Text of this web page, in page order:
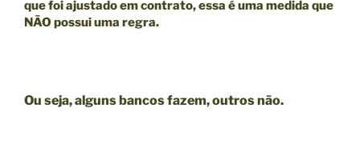
que foi ajustado em contrato, essa é uma medida que
NÃO possui uma regra.
Ou seja, alguns bancos fazem, outros não.